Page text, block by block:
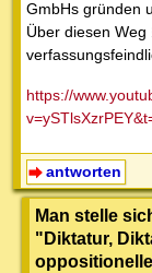
GmbHs gründen
Über diesen
https://
antworten
Man stelle
"Diktatur,